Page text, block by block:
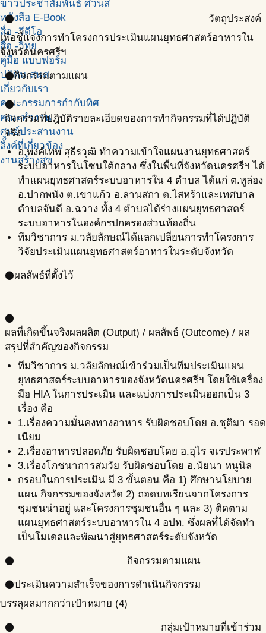
ข่าวประชาสัมพันธ์ ศวนส
หนังสือ E-Book
สื่อ -วีดีโอ
สื่อ -วิทยุ
คู่มือ แบบฟอร์ม
ปฎิทิน สนส.
เกี่ยวกับเรา
คณะกรรมการกำกับทิศ
คณะทำงาน
ศูนย์ประสานงาน
ลิ้งค์ที่เกี่ยวข้อง
งานสร้างสุข
circle
วัตถุประสงค์
เพื่อชี้แจงการทำโครงการประเมินแผนยุทธศาสตร์อาหารใน
จังหวัดนครศรีฯ
circleกิจกรรมตามแผน
circle
กิจกรรมที่ปฎิบัติรายละเอียดของการทำกิจกรรมที่ได้ปฎิบัติ
จริง
อ.พงค์เทพ สุธีรวุฒิ ทำความเข้าใจแผนงานยุทธศาสตร์
ระบบอาหารในโซนใต้กลาง ซึ่งในพื้นที่จังหวัดนครศรีฯ ได้
ทำแผนยุทธศาสตร์ระบบอาหารใน 4 ตำบล ได้แก่ ต.หูล่อง
อ.ปากพนัง ต.เขาแก้ว อ.ลานสกา ต.ไสหร้าและเทศบาล
ตำบลจันดี อ.ฉวาง ทั้ง 4 ตำบลได้ร่างแผนยุทธศาสตร์
ระบบอาหารในองค์กรปกครองส่วนท้องถิ่น
ทีมวิชาการ ม.วลัยลักษณ์ได้แลกเปลี่ยนการทำโครงการ
วิจัยประเมินแผนยุทธศาสตร์อาหารในระดับจังหวัด
circleผลลัพธ์ที่ตั้งไว้
circle
ผลที่เกิดขึ้นจริงผลผลิต (Output) / ผลลัพธ์ (Outcome) / ผล
สรุปที่สำคัญของกิจกรรม
ทีมวิชาการ ม.วลัยลักษณ์เข้าร่วมเป็นทีมประเมินแผน
ยุทธศาสตร์ระบบอาหารของจังหวัดนครศรีฯ โดยใช้เครื่อง
มือ HIA ในการประเมิน และแบ่งการประเมินออกเป็น 3
เรื่อง คือ
1.เรื่องความมั่นคงทางอาหาร รับผิดชอบโดย อ.ชุติมา รอด
เนียม
2.เรื่องอาหารปลอดภัย รับผิดชอบโดย อ.อุไร จเรประพาฬ
3.เรื่องโภชนาการสมวัย รับผิดชอบโดย อ.นัยนา หนูนิล
กรอบในการประเมิน มี 3 ขั้นตอน คือ 1) ศึกษานโยบาย
แผน กิจกรรมของจังหวัด 2) ถอดบทเรียนจากโครงการ
ชุมชนน่าอยู่ และโครงการชุมชนอื่น ๆ และ 3) ติดตาม
แผนยุทธศาสตร์ระบบอาหารใน 4 อปท. ซึ่งผลที่ได้จัดทำ
เป็นโมเดลและพัฒนาสู่ยุทธศาสตร์ระดับจังหวัด
circle กิจกรรมตามแผน
circleประเมินความสำเร็จของการดำเนินกิจกรรม
บรรลุผลมากกว่าเป้าหมาย (4)
circle กลุ่มเป้าหมายที่เข้าร่วม